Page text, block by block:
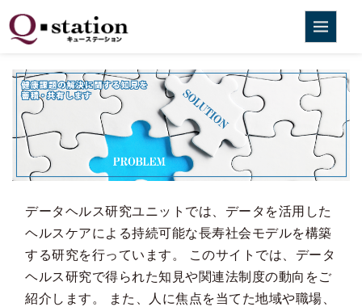
データヘルス研究ユニットでは、データを活用した
ヘルスケアによる持続可能な長寿社会モデルを構築
する研究を行っています。 このサイトでは、データ
ヘルス研究で得られた知見や関連法制度の動向をご
紹介します。 また、人に焦点を当てた地域や職場、